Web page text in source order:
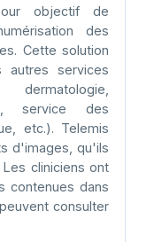
objectif de
des
Cette solution
services
service des
etc.). Telemis
d'images, qu'ils
cliniciens ont
contenues dans
consulter